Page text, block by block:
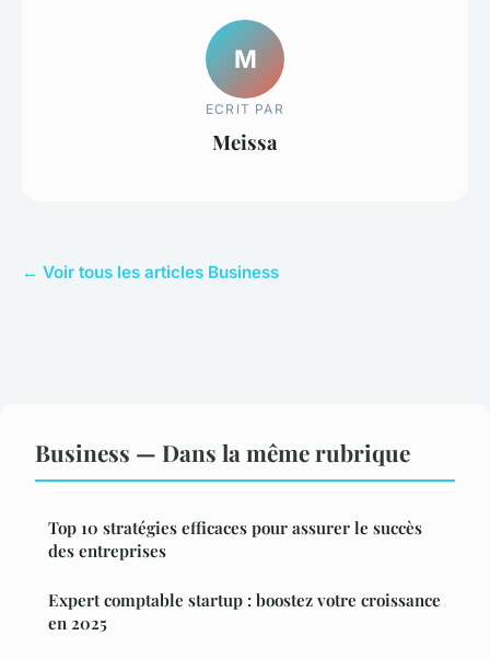
M
ECRIT PAR
Meissa
← Voir tous les articles Business
Business — Dans la même rubrique
Top 10 stratégies efficaces pour assurer le succès
des entreprises
Expert comptable startup : boostez votre croissance
en 2025